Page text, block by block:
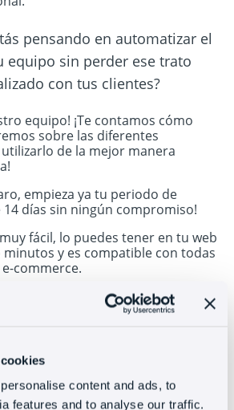
content and ads, to
features and to analyse our traffic.
pensando en automatizar el
equipo sin perder ese trato
con tus clientes?
equipo! ¡Te contamos cómo
sobre las diferentes
de la mejor manera
empieza ya tu periodo de
14 días sin ningún compromiso!
fácil, lo puedes tener en tu web
minutos y es compatible con todas
commerce.
el chat de